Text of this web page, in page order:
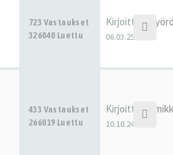
723 Vastaukset
326040 Luettu
Kirjoittaja
06.03.25 11:37
433 Vastaukset
266019 Luettu
Kirjoittaja
10.10.24 21:26